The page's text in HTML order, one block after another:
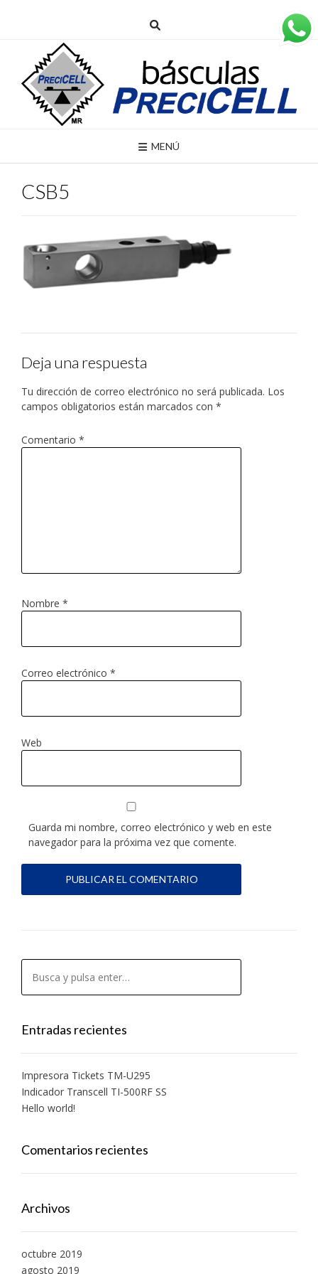
MENÚ
CSB5
Deja una respuesta
Tu dirección de correo electrónico no será publicada. Los
campos obligatorios están marcados con *
Comentario *
Nombre *
Correo electrónico *
Web
Guarda mi nombre, correo electrónico y web en este
navegador para la próxima vez que comente.
Entradas recientes
Impresora Tickets TM-U295
Indicador Transcell TI-500RF SS
Hello world!
Comentarios recientes
Archivos
octubre 2019
agosto 2019